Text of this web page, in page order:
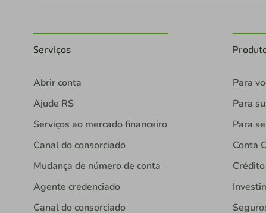
Serviços
Abrir conta
Ajude RS
Serviços ao mercado financeiro
Canal do consorciado
Mudança de número de conta
Agente credenciado
Canal do consorciado
Para
Para
Para
Conta
Crédito